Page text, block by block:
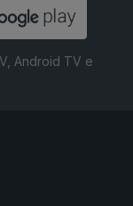
Android TV e